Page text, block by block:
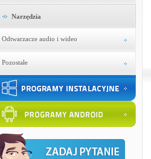
Narzędzia
Odtwarzacze audio i wideo
Pozostałe